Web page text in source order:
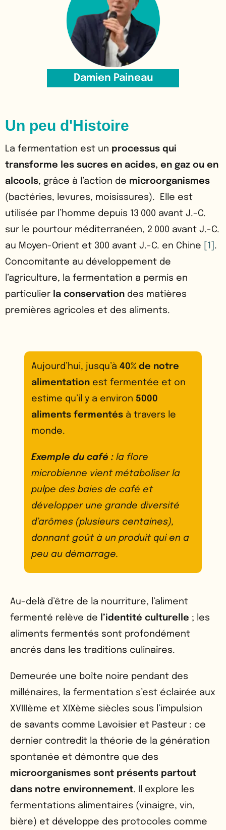
Damien Paineau
Un peu d'Histoire
La fermentation est un processus qui
transforme les sucres en acides, en gaz ou en
alcools, grâce à l’action de microorganismes
(bactéries, levures, moisissures). Elle est
utilisée par l’homme depuis 13 000 avant J.-C.
sur le pourtour méditerranéen, 2 000 avant J.-C.
au Moyen-Orient et 300 avant J.-C. en Chine
.
Concomitante au développement de
l’agriculture, la fermentation a permis en
particulier la conservation des matières
premières agricoles et des aliments.
Aujourd’hui, jusqu’à40% de notre
alimentation est fermentée et on
estime qu’il y a environ 5000
aliments fermentés à travers le
monde.
Exemple du café : la flore
microbienne vient métaboliser la
pulpe des baies de café et
développer une grande diversité
d’arômes (plusieurs centaines),
donnant goût à un produit qui en a
peu au démarrage.
Au-delà d’être de la nourriture, l’aliment
fermenté relève de
l’identité culturelle ; les
aliments fermentés sont profondément
ancrés dans les traditions culinaires.
Demeurée une boîte noire pendant des
millénaires, la fermentation s’est éclairée aux
XVIIIème et XIXème siècles sous l’impulsion
de savants comme Lavoisier et Pasteur : ce
dernier contredit la théorie de la génération
spontanée et démontre que des
microorganismes sont présents partout
dans notre environnement. Il explore les
fermentations alimentaires (vinaigre, vin,
bière) et développe des protocoles comme